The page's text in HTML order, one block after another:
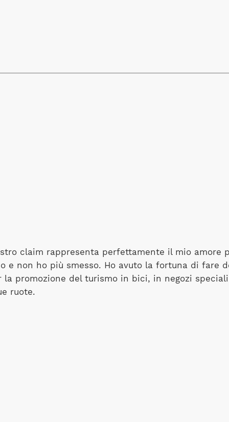
claim rappresenta perfettamente il mio amore
e non ho più smesso. Ho avuto la fortuna di fare
promozione del turismo in bici, in negozi
ruote.